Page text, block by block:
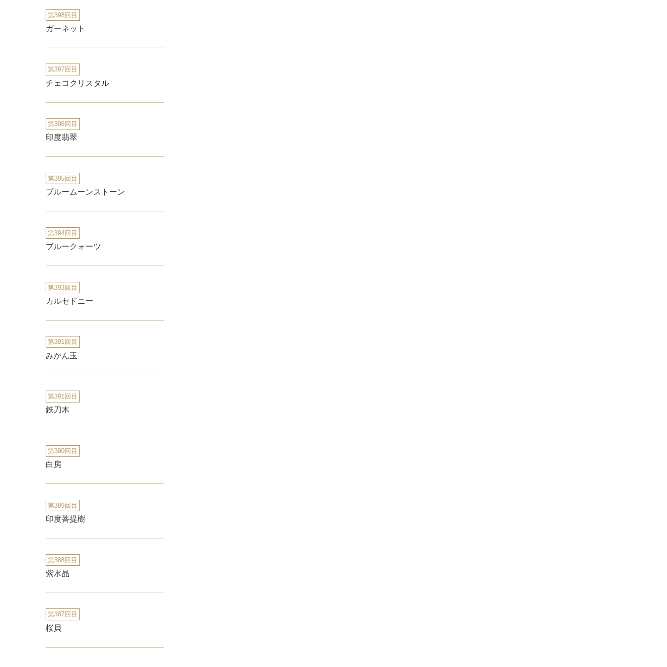
第398回目
ガーネット
第397回目
チェコクリスタル
第396回目
印度翡翠
第395回目
ブルームーンストーン
第394回目
ブルークォーツ
第393回目
カルセドニー
第391回目
みかん玉
第391回目
鉄刀木
第390回目
白房
第389回目
印度菩提樹
第388回目
紫水晶
第387回目
桜貝